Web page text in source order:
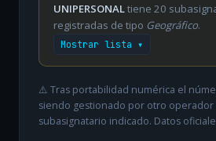
UNIPERSONALtiene 20
registradas de tipo Geográfico.
Mostrar lista ▾
⚠️ Tras portabilidad numérica el
siendo gestionado por otro operador
subasignatario indicado. Datos